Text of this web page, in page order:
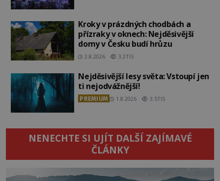
Kroky v prázdných chodbách a
přízraky v oknech: Nejděsivější
domy v Česku budí hrůzu
2.8.2026 3.2TIS
Nejděsivější lesy světa: Vstoupí jen
ti nejodvážnější!
PREMIUM 1.8.2026 3.5TIS
NENECHTE SI UJÍT DALŠÍ ZAJÍMAVÉ
ČLÁNKY